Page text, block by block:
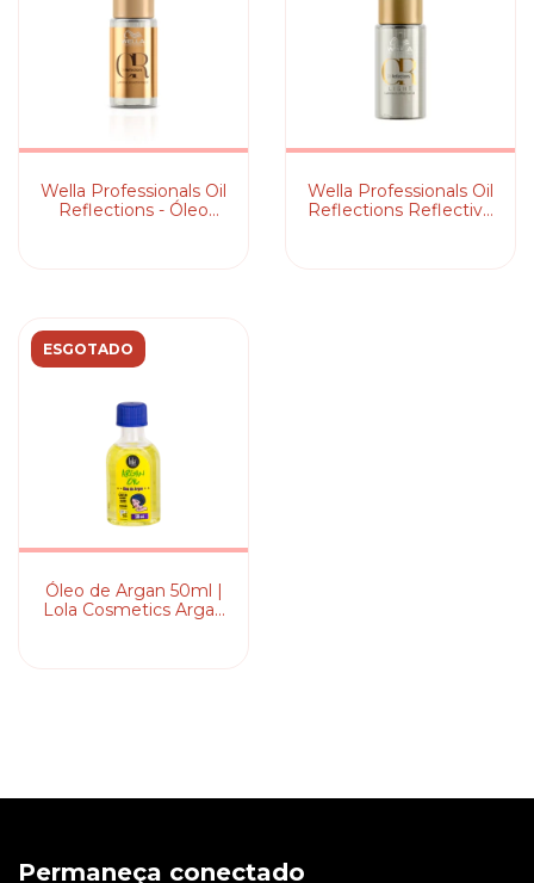
Wella Professionals Oil
Reflections - Óleo
Wella Professionals Oil
Reflections Reflective
ESGOTADO
Óleo de Argan 50ml |
Lola Cosmetics Argan
Permaneça conectado